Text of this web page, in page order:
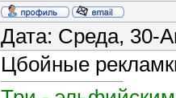
Дата: Среда, 30-
Цбойные